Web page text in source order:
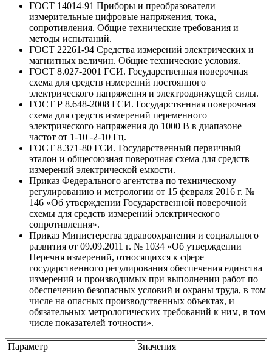
ГОСТ 14014-91 Приборы и преобразователи
измерительные цифровые напряжения, тока,
сопротивления. Общие технические требования и
методы испытаний.
ГОСТ 22261-94 Средства измерений электрических и
магнитных величин. Общие технические условия.
ГОСТ 8.027-2001 ГСИ. Государственная поверочная
схема для средств измерений постоянного
электрического напряжения и электродвижущей силы.
ГОСТ Р 8.648-2008 ГСИ. Государственная поверочная
схема для средств измерений переменного
электрического напряжения до 1000 В в диапазоне
частот от 1-10 -2-10 Гц.
ГОСТ 8.371-80 ГСИ. Государственный первичный
эталон и общесоюзная поверочная схема для средств
измерений электрической емкости.
Приказ Федерального агентства по техническому
регулированию и метрологии от 15 февраля 2016 г. №
146 «Об утверждении Государственной поверочной
схемы для средств измерений электрического
сопротивления».
Приказ Министерства здравоохранения и социального
развития от 09.09.2011 г. № 1034 «Об утверждении
Перечня измерений, относящихся к сфере
государственного регулирования обеспечения единства
измерений и производимых при выполнении работ по
обеспечению безопасных условий и охраны труда, в том
числе на опасных производственных объектах, и
обязательных метрологических требований к ним, в том
числе показателей точности».
Параметр
Значения